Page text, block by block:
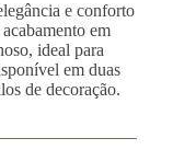
e conforto
em
ideal para
em duas
de decoração.